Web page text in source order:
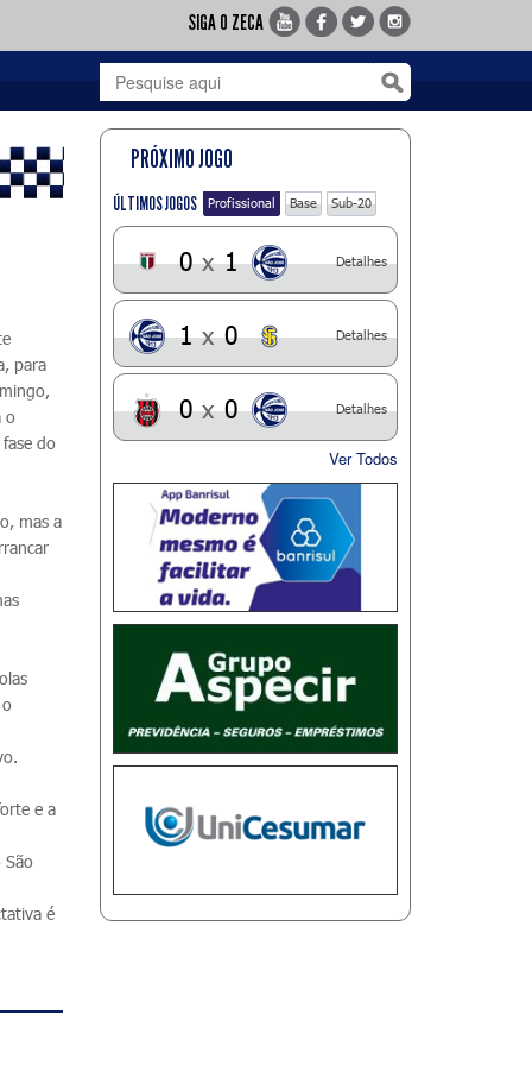
SIGA O ZECA
para
o
do
mas a
e a
é
PRÓXIMO JOGO
ÚLTIMOS JOGOS Profissional Base Sub-20
0 x 1 Detalhes
1 x 0 Detalhes
0 x 0 Detalhes
Ver Todos